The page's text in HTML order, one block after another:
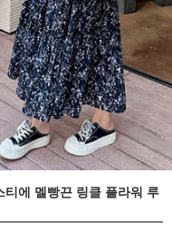
티에 멜빵끈 링클 플라워 루